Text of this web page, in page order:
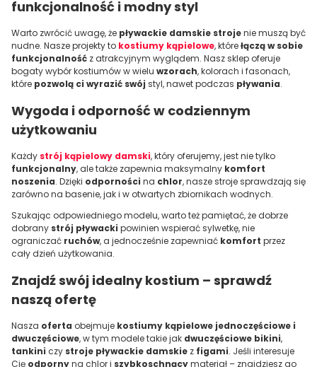
funkcjonalność i modny styl
Warto zwrócić uwagę, że pływackie damskie strojenie muszą być
nudne. Nasze projekty to kostiumy kąpielowe, którełączą w sobie
funkcjonalność z atrakcyjnym wyglądem. Nasz sklep oferuje
bogaty wybór kostiumów w wielu wzorach, kolorach i fasonach,
które pozwolą ci wyrazić swój styl, nawet podczas pływania.
Wygoda i odporność w codziennym
użytkowaniu
Każdy strój kąpielowy damski, który oferujemy, jest nie tylko
funkcjonalny, ale także zapewnia maksymalny komfort
noszenia. Dzięki odporności na chlor, nasze stroje sprawdzają się
zarówno na basenie, jak i w otwartych zbiornikach wodnych.
Szukając odpowiedniego modelu, warto też pamiętać, że dobrze
dobrany strój pływacki powinien wspierać sylwetkę, nie
ograniczać ruchów, a jednocześnie zapewniać komfort przez
cały dzień użytkowania.
Znajdź swój idealny kostium – sprawdź
naszą ofertę
Nasza oferta obejmuje kostiumy kąpielowe jednoczęściowe i
dwuczęściowe, w tym modele takie jak dwuczęściowe bikini,
tankini czy stroje pływackie damskie z figami. Jeśli interesuje
Cię odpornyna chlor i szybkoschnącymateriał – znajdziesz go